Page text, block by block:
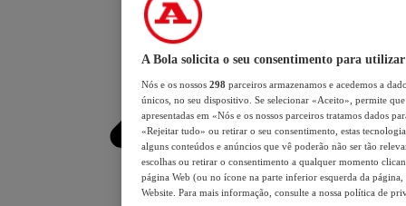
A Bola solicita o seu consentimento para utilizar
Nós e os nossos 298 parceiros armazenamos e acedemos a
únicos, no seu dispositivo. Se selecionar «Aceito», permite
apresentadas em «Nós e os nossos parceiros tratamos dados
«Rejeitar tudo» ou retirar o seu consentimento, estas
alguns conteúdos e anúncios que vê poderão não ser tão
escolhas ou retirar o consentimento a qualquer momento
página Web (ou no ícone na parte inferior esquerda da página,
Website. Para mais informação, consulte a nossa política de